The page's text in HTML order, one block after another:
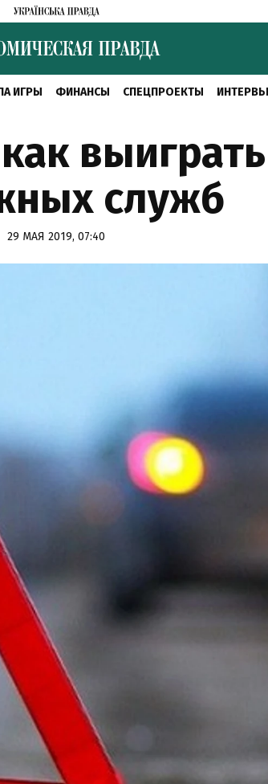
ИГРЫ ФИНАНСЫ СПЕЦПРОЕКТЫ
выиграть
служб
29 МАЯ 2019, 07:40